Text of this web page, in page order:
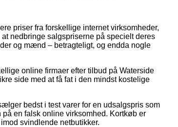
priser fra forskellige internet virksomheder,
nedbringe salgspriserne på specielt deres
og mænd – betragteligt, og endda nogle
online firmaer efter tilbud på Waterside
side med at få fat i den mindst kostelige
bedst i test varer for en udsalgspris som
en falsk online virksomhed. Kortkøb er
svindlende netbutikker.